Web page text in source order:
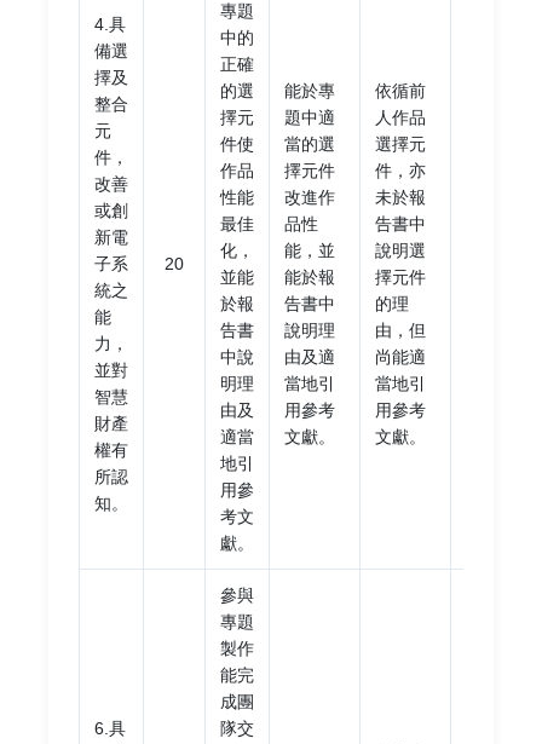
4.具
備選
擇及
整合
元
件，
改善
或創
新電
子系
統之
能
力，
並對
智慧
財產
權有
所認
知。
20
專題
中的
正確
的選
擇元
件使
作品
性能
最佳
化，
並能
於報
告書
中說
明理
由及
適當
地引
用參
考文
獻。
能於專
題中適
當的選
擇元件
改進作
品性
能，並
能於報
告書中
說明理
由及適
當地引
用參考
文獻。
依循前
人作品
選擇元
件，亦
未於報
告書中
說明選
擇元件
的理
由，但
尚能適
當地引
用參考
文獻。
6.具
參與
專題
製作
能完
成團
隊交